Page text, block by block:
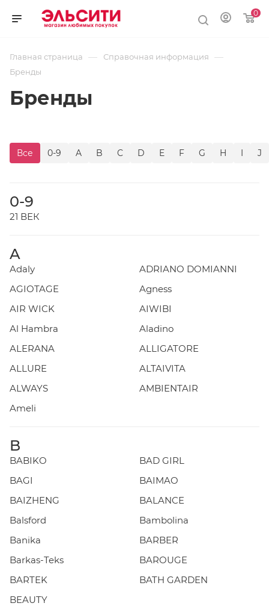
0
Главная страница — Справочная информация —
Бренды
Бренды
Все 0-9 A B C D E F G H I J
0-9
21 ВЕК
A
Adaly
ADRIANO DOMIANNI
AGIOTAGE
Agness
AIR WICK
AIWIBI
Al Hambra
Aladino
ALERANA
ALLIGATORE
ALLURE
ALTAIVITA
ALWAYS
AMBIENTAIR
Ameli
B
BABIKO
BAD GIRL
BAGI
BAIMAO
BAIZHENG
BALANCE
Balsford
Bambolina
Banika
BARBER
Barkas-Teks
BAROUGE
BARTEK
BATH GARDEN
BEAUTY